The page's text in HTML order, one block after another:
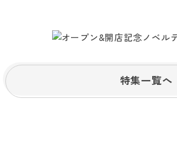
特集一覧へ